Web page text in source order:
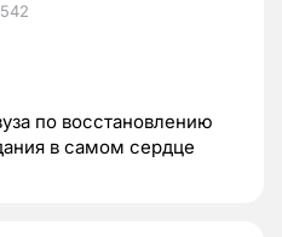
по восстановлению
в самом сердце